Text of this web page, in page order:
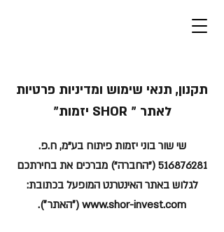
תקנון, תנאי שימוש ומדיניות פרטיות
לאתר ״ SHOR יזמות״
שי שור בוני יזמות פיתוח בע"מ, ח.פ.
516876281 ("החברה") מברכים את בחירתכם
לגלוש באתר האינטרנט המופעל בכתובת:
www.shor-invest.com (״האתר״).